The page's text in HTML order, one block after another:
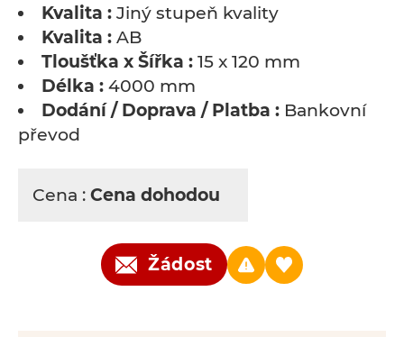
Kvalita : Jiný stupeň kvality
Kvalita : AB
Tloušťka x Šířka : 15 x 120 mm
Délka : 4000 mm
Dodání / Doprava / Platba : Bankovní
převod
Cena : Cena dohodou
Žádost